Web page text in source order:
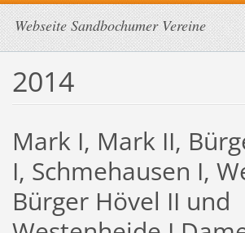
Webseite Sandbochumer Vereine
2014
Mark I, Mark II,
I, Schmehausen I,
Bürger Hövel II und